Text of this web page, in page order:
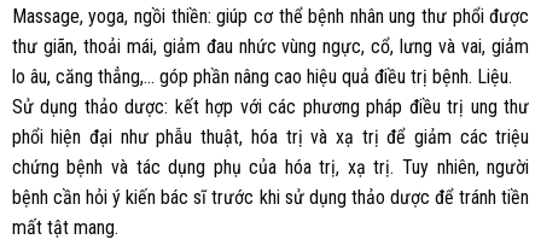
Massage, yoga, ngồi thiền: giúp cơ thể bệnh nhân ung thư phổi được
thư giãn, thoải mái, giảm đau nhức vùng ngực, cổ, lưng và vai, giảm
lo âu, căng thẳng,… góp phần nâng cao hiệu quả điều trị bệnh. Liệu.
Sử dụng thảo dược: kết hợp với các phương pháp điều trị ung thư
phổi hiện đại như phẫu thuật, hóa trị và xạ trị để giảm các triệu
chứng bệnh và tác dụng phụ của hóa trị, xạ trị. Tuy nhiên, người
bệnh cần hỏi ý kiến bác sĩ trước khi sử dụng thảo dược để tránh tiền
mất tật mang.